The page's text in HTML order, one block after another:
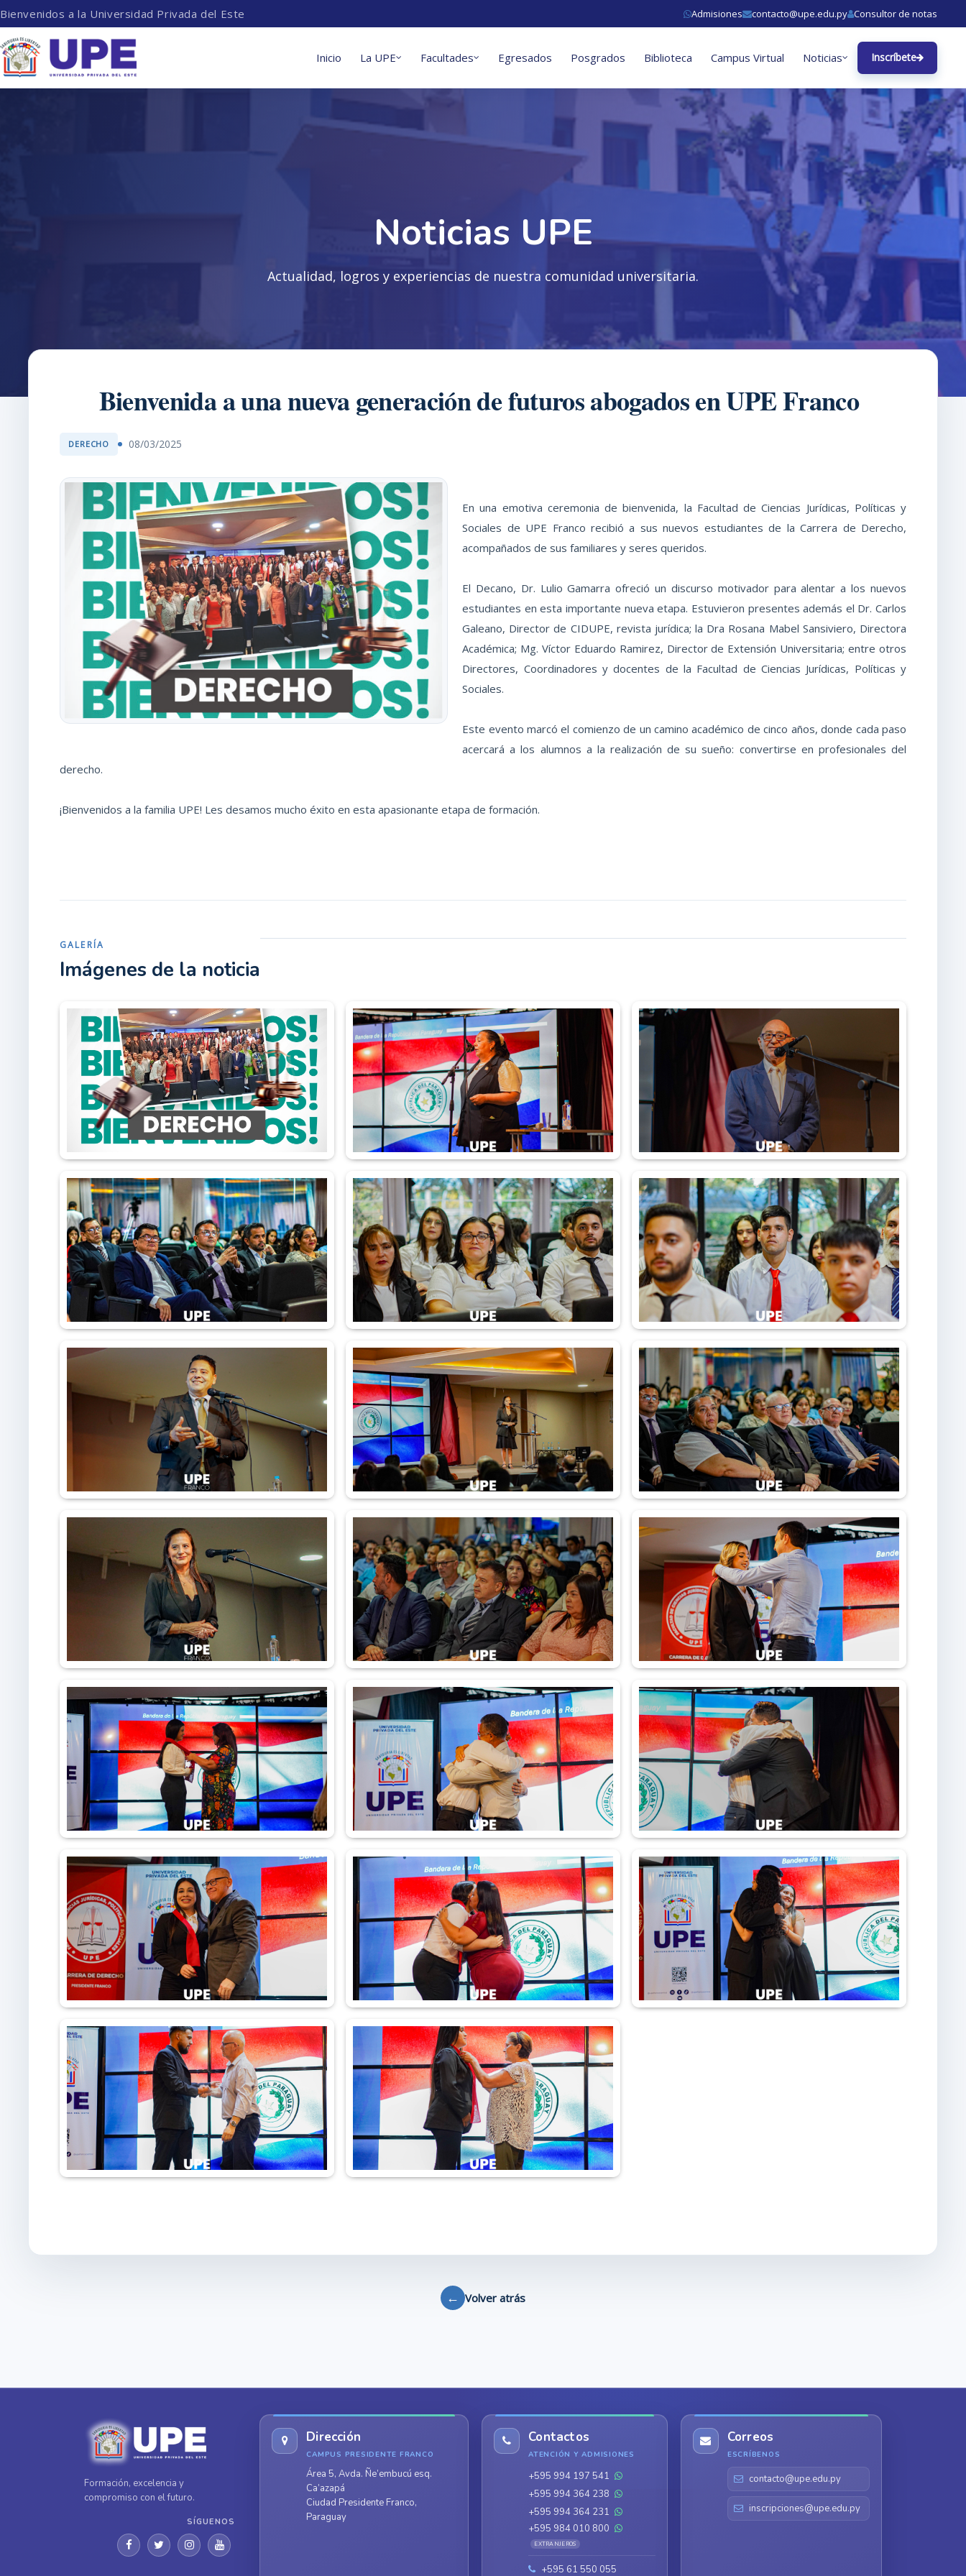
Bienvenidos a la Universidad Privada del Este Admisiones contacto@upe.edu.py Consultor de notas
Inicio La UPE Facultades Egresados Posgrados Biblioteca Campus Virtual Noticias Inscríbete
Noticias UPE
Actualidad, logros y experiencias de nuestra comunidad universitaria.
Bienvenida a una nueva generación de futuros abogados en UPE Franco
DERECHO 08/03/2025
En una emotiva ceremonia de bienvenida, la Facultad de Ciencias Jurídicas, Políticas y
Sociales de UPE Franco recibió a sus nuevos estudiantes de la Carrera de Derecho,
acompañados de sus familiares y seres queridos.
El Decano, Dr. Lulio Gamarra ofreció un discurso motivador para alentar a los nuevos
estudiantes en esta importante nueva etapa. Estuvieron presentes además el Dr. Carlos
Galeano, Director de CIDUPE, revista jurídica; la Dra Rosana Mabel Sansiviero, Directora
Académica; Mg. Víctor Eduardo Ramirez, Director de Extensión Universitaria; entre otros
Directores, Coordinadores y docentes de la Facultad de Ciencias Jurídicas, Políticas y
Sociales.
Este evento marcó el comienzo de un camino académico de cinco años, donde cada paso
acercará a los alumnos a la realización de su sueño: convertirse en profesionales del
derecho.
¡Bienvenidos a la familia UPE! Les desamos mucho éxito en esta apasionante etapa de formación.
GALERÍA
Imágenes de la noticia
← Volver atrás
Formación, excelencia y
compromiso con el futuro.
SÍGUENOS
Dirección
CAMPUS PRESIDENTE FRANCO
Área 5, Avda. Ñe’embucú esq.
Ca’azapá
Ciudad Presidente Franco,
Paraguay
Contactos
ATENCIÓN Y ADMISIONES
+595 994 197 541
+595 994 364 238
+595 994 364 231
+595 984 010 800
EXTRANJEROS
+595 61 550 055
Correos
ESCRÍBENOS
contacto@upe.edu.py
inscripciones@upe.edu.py